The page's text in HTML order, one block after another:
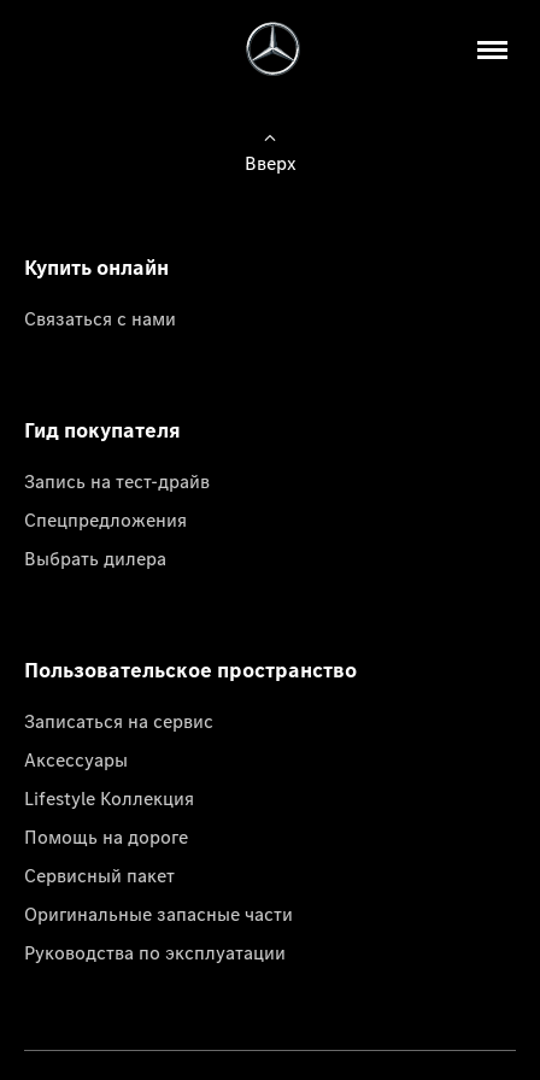
Вверх
Купить онлайн
Связаться с нами
Гид покупателя
Запись на тест-драйв
Спецпредложения
Выбрать дилера
Пользовательское пространство
Записаться на сервис
Аксессуары
Lifestyle Коллекция
Помощь на дороге
Сервисный пакет
Оригинальные запасные части
Руководства по эксплуатации